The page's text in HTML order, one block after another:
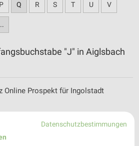
P Q R S T U V
"J" in Aiglsbach
Online Prospekt für Ingolstadt
und Prospekte für Mainburg
Datenschutzbestimmungen